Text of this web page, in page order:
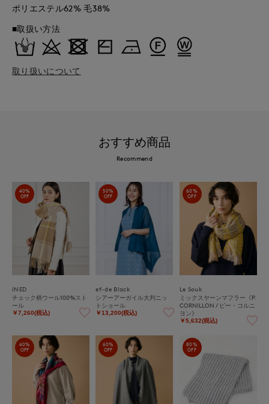
ポリエステル62% 毛38%
■取扱い方法
取り扱いについて
おすすめ商品
Recommend
40%
OFF
INED
チェック柄ウール100%スト
ール
￥7,260(税込)
50%
OFF
ef-de Black
シアーアーガイル大判ニッ
トショール
￥13,200(税込)
60%
OFF
Le Souk
ミックスヤーンマフラー《P.
CORNILLON / ピー・コルニ
ヨン》
￥5,632(税込)
40%
OFF
60%
OFF
80%
OFF